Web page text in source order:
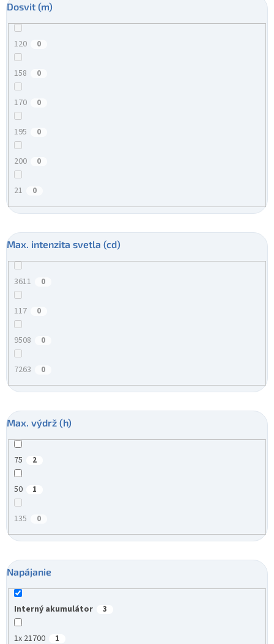
Dosvit (m)
120 0
158 0
170 0
195 0
200 0
21 0
Max. intenzita svetla (cd)
3611 0
117 0
9508 0
7263 0
Max. výdrž (h)
75 2
50 1
135 0
Napájanie
Interný akumulátor 3
1x 21700 1